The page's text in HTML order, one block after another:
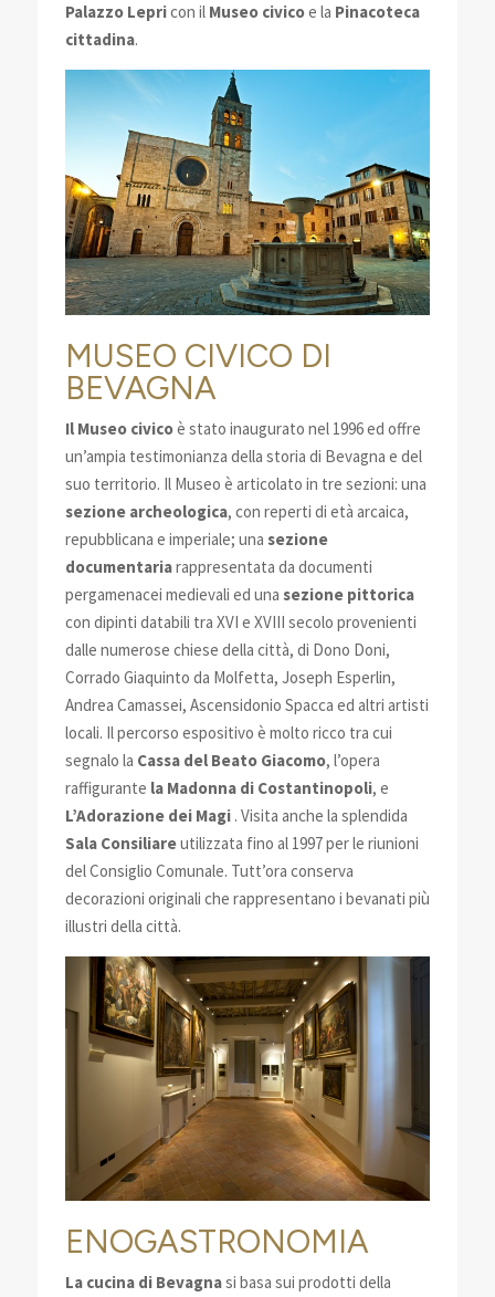
Palazzo Lepricon ilMuseo civicoe la Pinacoteca
cittadina.
MUSEO CIVICO DI
BEVAGNA
Il Museo civicoè stato inaugurato nel 1996 ed offre
un’ampia testimonianza della storia di Bevagna e del
suo territorio. Il Museo è articolato in tre sezioni: una
sezione archeologica, con reperti di età arcaica,
repubblicana e imperiale; una sezione
documentariarappresentata da documenti
pergamenacei medievali ed una sezione pittorica
con dipinti databili tra XVI e XVIII secolo provenienti
dalle numerose chiese della città, di Dono Doni,
Corrado Giaquinto da Molfetta, Joseph Esperlin,
Andrea Camassei, Ascensidonio Spacca ed altri artisti
locali. Il percorso espositivo è molto ricco tra cui
segnalo la Cassa del Beato Giacomo, l’opera
raffigurante la Madonna di Costantinopoli, e
L’Adorazione dei Magi. Visita anche la splendida
Sala Consiliareutilizzata fino al 1997 per le riunioni
del Consiglio Comunale. Tutt’ora conserva
decorazioni originali che rappresentano i bevanati più
illustri della città.
ENOGASTRONOMIA
La cucina di Bevagnasi basa sui prodotti della